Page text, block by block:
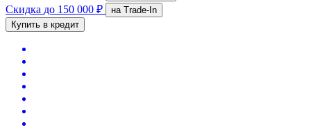
Скидка до 150 000 ₽
на Trade-In
Купить в кредит